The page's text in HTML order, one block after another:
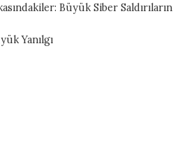
Büyük Siber Saldırıların
Yanılgı